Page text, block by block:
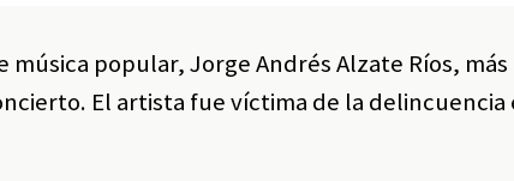
popular, Jorge Andrés Alzate Ríos,
El artista fue víctima de la